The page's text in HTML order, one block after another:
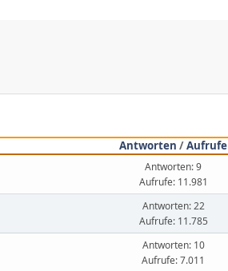
Antworten /Aufrufe
Antworten: 9
Aufrufe: 11.981
Antworten: 22
Aufrufe: 11.785
Antworten: 10
Aufrufe: 7.011